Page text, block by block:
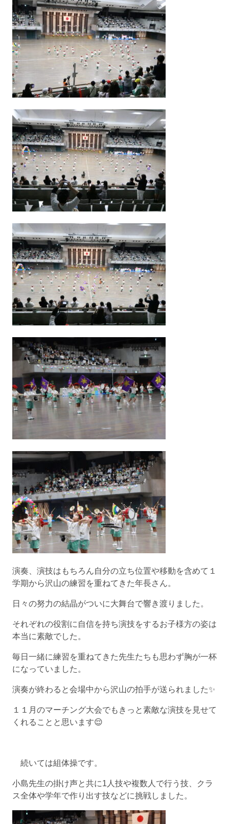
演奏、演技はもちろん自分の立ち位置や移動を含めて１
学期から沢山の練習を重ねてきた年長さん。
日々の努力の結晶がついに大舞台で響き渡りました。
それぞれの役割に自信を持ち演技をするお子様方の姿は
本当に素敵でした。
毎日一緒に練習を重ねてきた先生たちも思わず胸が一杯
になっていました。
演奏が終わると会場中から沢山の拍手が送られました✨
１１月のマーチング大会でもきっと素敵な演技を見せて
くれることと思います😌
続いては組体操です。
小島先生の掛け声と共に1人技や複数人で行う技、クラ
ス全体や学年で作り出す技などに挑戦しました。